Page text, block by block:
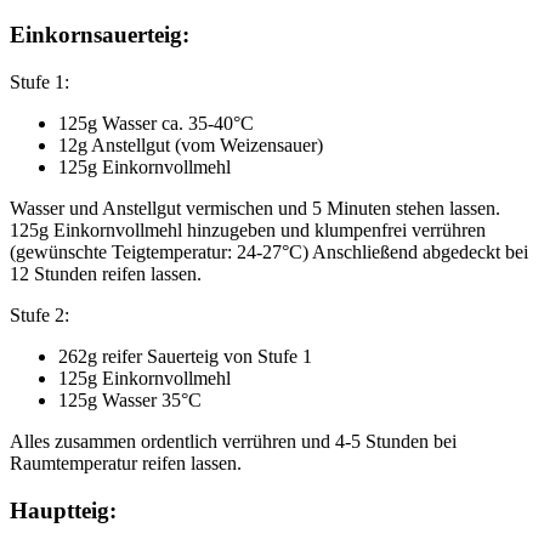
Einkornsauerteig:
Stufe 1:
125g Wasser ca. 35-40°C
12g Anstellgut (vom Weizensauer)
125g Einkornvollmehl
Wasser und Anstellgut vermischen und 5 Minuten stehen lassen.
125g Einkornvollmehl hinzugeben und klumpenfrei verrühren
(gewünschte Teigtemperatur: 24-27°C) Anschließend abgedeckt bei
12 Stunden reifen lassen.
Stufe 2:
262g reifer Sauerteig von Stufe 1
125g Einkornvollmehl
125g Wasser 35°C
Alles zusammen ordentlich verrühren und 4-5 Stunden bei
Raumtemperatur reifen lassen.
Hauptteig: